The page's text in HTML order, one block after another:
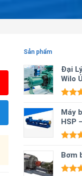
Sản phẩm
Đại
Wilo
hạng
5 sao
Máy
HSP
hạng
5 sao
Bơm